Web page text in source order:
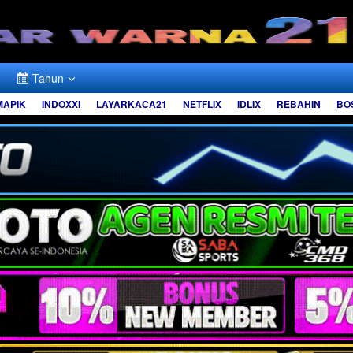
Tahun
INDOXXI LAYARKACA21 NETFLIX IDLIX REBAHIN